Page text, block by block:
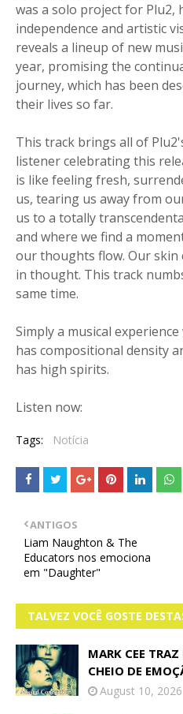
was a solo project for Plu2,
independence and artistic
reveals a lineup of new
year, promising the
journey, which has been
their lives so far.
This track brings all of
listener celebrating this
is like feeling fresh,
us, tearing us away from
us to a totally
and where we find a
our thoughts flow. Our skin
in thought. This track
same time.
Simply a musical
has compositional density
has high spirits.
Listen now:
Tags: Notícia
ANTIGOS
Liam Naughton & The
Educators nos emociona
em "Daughter"
TALVEZ VOCÊ GOSTE
MARK CEE
CHEIO DE
August 10, 2026